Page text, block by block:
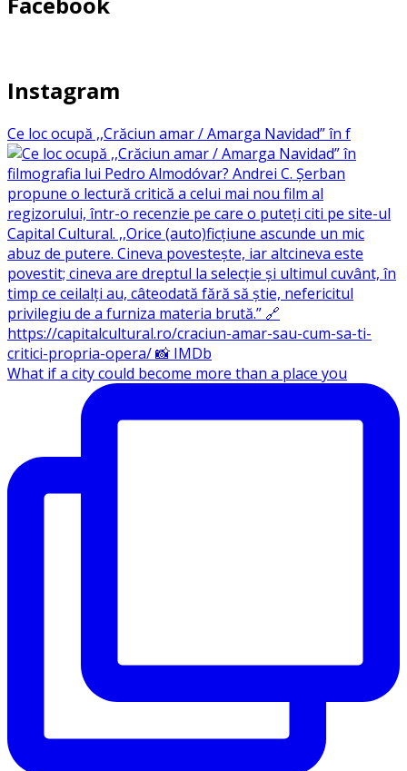
Instagram
Ce loc ocupă ,,Crăciun amar / Amarga Navidad” în f
What if a city could become more than a place you